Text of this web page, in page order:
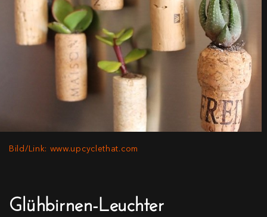
Bild/Link: www.upcyclethat.com
Glühbirnen-Leuchter